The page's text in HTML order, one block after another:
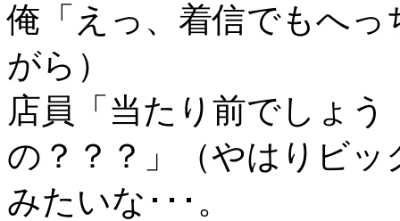
俺「えっ、着信でもへ
がら）
店員「当たり前でしょ
の？？？」（やはりビッ
みたいな･･･。